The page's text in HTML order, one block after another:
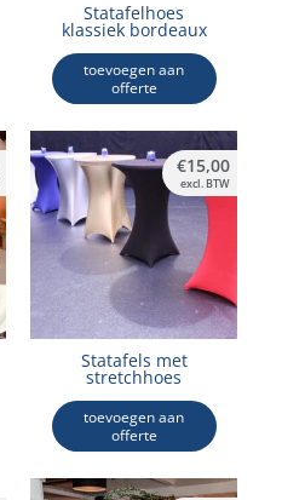
Statafelhoes
klassiek bordeaux
toevoegen aan
offerte
Statafels met
stretchhoes
toevoegen aan
offerte
€15,00
excl. BTW